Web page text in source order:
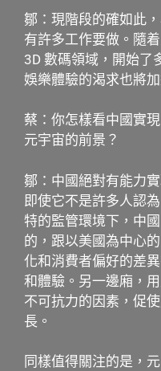
鄒：現階段的確如此
有許多工作要做。隨
3D 數碼領域，開始了
娛樂體驗的渴求也將
蔡：你怎樣看中國實
元宇宙的前景？
鄒：中國絕對有能力
即使它不是許多人認
特的監管環境下，中
的，跟以美國為中心
化和消費者偏好的差
和體驗。另一邊廂，
不可抗力的因素，促
長。
同樣值得關注的是，